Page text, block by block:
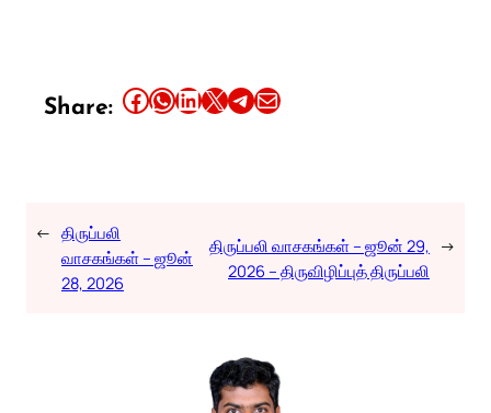
Share: Share this article on Facebook Share this article on WhatsApp Share this article on LinkedIn Share this article on X Share this article on TelegramEmail this Article
← திருப்பலி
வாசகங்கள் – ஜூன்
28, 2026
திருப்பலி வாசகங்கள் – ஜூன் 29,
2026 – திருவிழிப்புத் திருப்பலி
→